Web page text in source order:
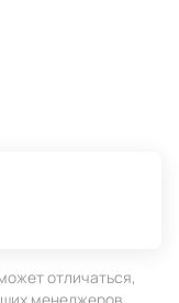
отличаться,